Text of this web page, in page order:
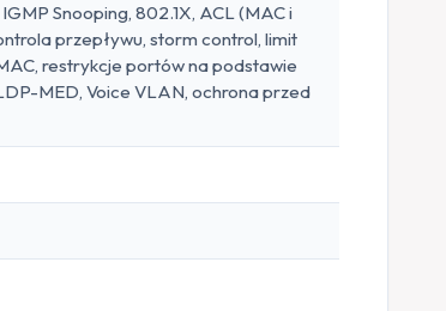
Snooping, 802.1X, ACL (MAC i
przepływu, storm control, limit
restrykcje portów na podstawie
MED, Voice VLAN, ochrona przed